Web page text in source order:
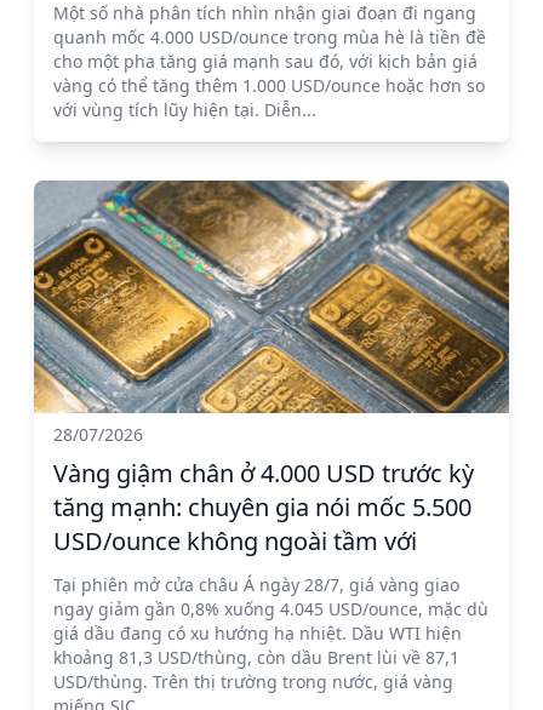
Một số nhà phân tích nhìn nhận giai đoạn đi ngang
quanh mốc 4.000 USD/ounce trong mùa hè là tiền đề
cho một pha tăng giá mạnh sau đó, với kịch bản giá
vàng có thể tăng thêm 1.000 USD/ounce hoặc hơn so
với vùng tích lũy hiện tại. Diễn...
28/07/2026
Vàng giậm chân ở 4.000 USD trước kỳ
tăng mạnh: chuyên gia nói mốc 5.500
USD/ounce không ngoài tầm với
Tại phiên mở cửa châu Á ngày 28/7, giá vàng giao
ngay giảm gần 0,8% xuống 4.045 USD/ounce, mặc dù
giá dầu đang có xu hướng hạ nhiệt. Dầu WTI hiện
khoảng 81,3 USD/thùng, còn dầu Brent lùi về 87,1
USD/thùng. Trên thị trường trong nước, giá vàng